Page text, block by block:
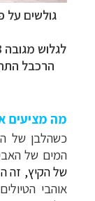
גולשים על
לגלוש מגובה 3,268 מ'
הרכבל
מה מציעים
כשהלבן של
המים של
של הקיץ, זה
אוהבי